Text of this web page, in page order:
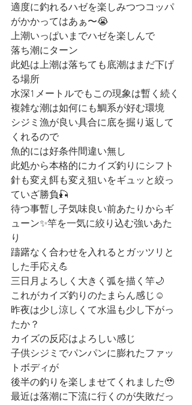
適度に釣れるハゼを楽しみつつコッパ
がかかってはあぁ〜😭
上潮いっぱいまでハゼを楽しんで
落ち潮にターン
此処は上潮は落ちても底潮はまだ下げ
る場所
水深1メートルでもこの現象は暫く続く
複雑な潮は如何にも鯛系が好む環境
シジミ漁が良い具合に底を掘り返して
くれるので
魚的には好条件間違い無し
此処から本格的にカイズ釣りにシフト
針も変え餌も変え狙いをギュッと絞っ
ていざ勝負🎣
待つ事暫し子気味良い前あたりからギ
ューン✨竿を一気に絞り込む強いあた
り
躊躇なく合わせを入れるとガッツリと
した手応え💪
三日月よろしく大きく弧を描く竿🌙
これがカイズ釣りのたまらん感じ☺️
昨夜は少し涼しくて水温も少し下がっ
たか？
カイズの反応はよろしい感じ
子供シジミでパンパンに膨れたファッ
トボディが
後半の釣りを楽しませてくれました🥹
最近は落潮に下流に行くのが失敗だっ